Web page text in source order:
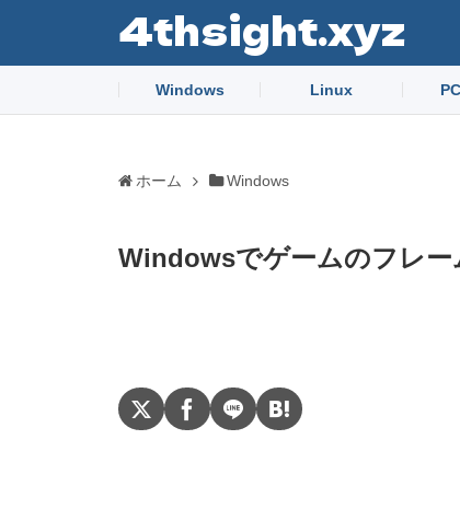
4thsight.xyz
Windows Linux
ホーム Windows
Windowsでゲームのフレ